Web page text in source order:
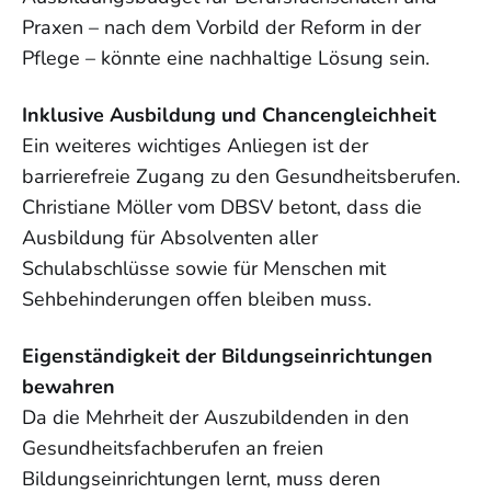
Praxen – nach dem Vorbild der Reform in der
Pflege – könnte eine nachhaltige Lösung sein.
Inklusive Ausbildung und Chancengleichheit
Ein weiteres wichtiges Anliegen ist der
barrierefreie Zugang zu den Gesundheitsberufen.
Christiane Möller vom DBSV betont, dass die
Ausbildung für Absolventen aller
Schulabschlüsse sowie für Menschen mit
Sehbehinderungen offen bleiben muss.
Eigenständigkeit der Bildungseinrichtungen
bewahren
Da die Mehrheit der Auszubildenden in den
Gesundheitsfachberufen an freien
Bildungseinrichtungen lernt, muss deren